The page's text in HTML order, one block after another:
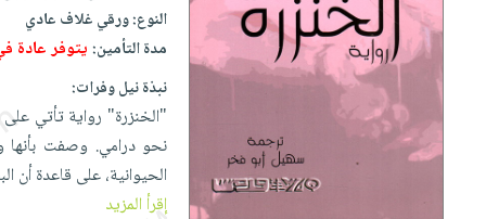
إختياراتنا
كتب
أكاديمية
صندوق
القراءة
iKitab
حدود
أسئلة
يتكرر
أسئلة
يتكرر
طرحها
تحميل
masmu3
على
المواضيع
الأكثر
مبيعاً
وسائل
تعليمية
تعليمية
الصحة
والعناية
الشخصية
النوع:ورقي غلاف عادي
مدة التأمين:يتوفر عادة
نبذة نيل وفرات:
"الخنزرة" رواية تأتي
نحو درامي. وصفت بأنها
الحيوانية، على قاعدة
إقرأ المزيد